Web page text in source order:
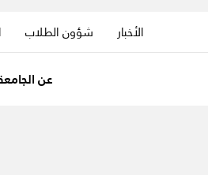
الأخبار شؤون الطلاب
عن